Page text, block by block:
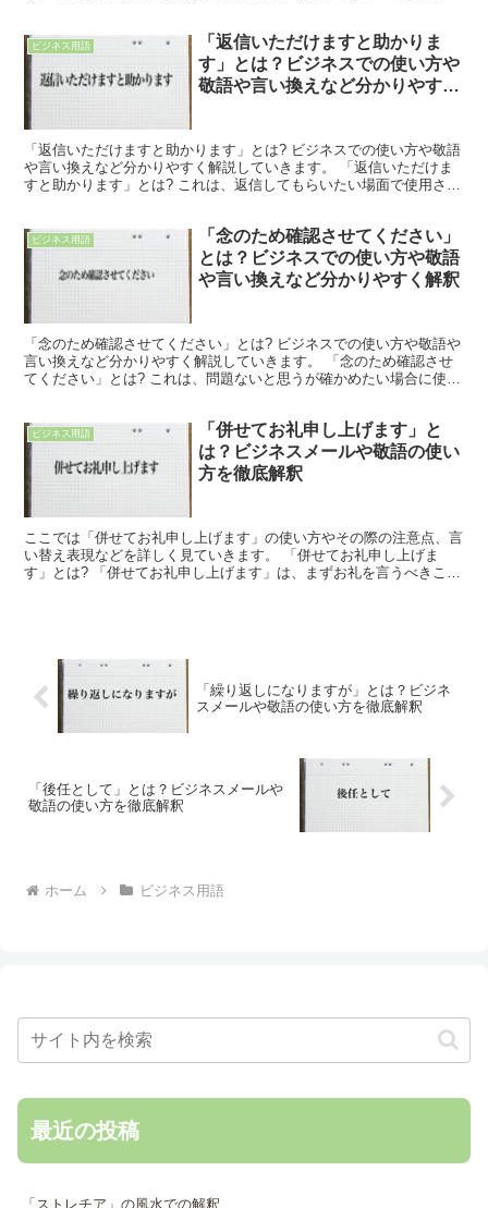
ビジネス用語
「返信いただけますと助かりま
す」とは？ビジネスでの使い方や
敬語や言い換えなど分かりやすく
「返信いただけますと助かります」とは? ビジネスでの使い方や敬語
や言い換えなど分かりやすく解説していきます。 「返信いただけま
すと助かります」とは? これは、返信してもらいたい場面で使用され
ビジネス用語
「念のため確認させてください」
とは？ビジネスでの使い方や敬語
や言い換えなど分かりやすく解釈
「念のため確認させてください」とは? ビジネスでの使い方や敬語や
言い換えなど分かりやすく解説していきます。 「念のため確認させ
てください」とは? これは、問題ないと思うが確かめたい場合に使用
ビジネス用語
「併せてお礼申し上げます」と
は？ビジネスメールや敬語の使い
方を徹底解釈
ここでは「併せてお礼申し上げます」の使い方やその際の注意点、言
い替え表現などを詳しく見ていきます。 「併せてお礼申し上げま
す」とは? 「併せてお礼申し上げます」は、まずお礼を言うべきこと
「繰り返しになりますが」とは？ビジネ
スメールや敬語の使い方を徹底解釈
「後任として」とは？ビジネスメールや
敬語の使い方を徹底解釈
ホーム ビジネス用語
最近の投稿
「ストレチア」の風水での解釈